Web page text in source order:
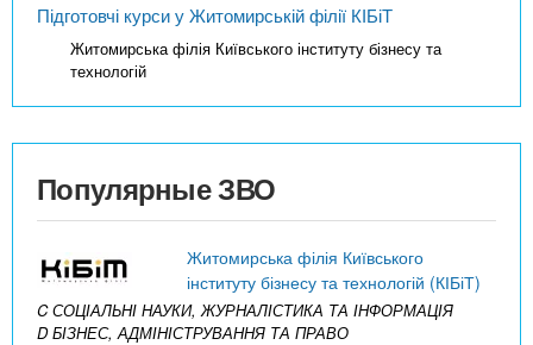
Підготовчі курси у Житомирській філії КІБіТ
Житомирська філія Київського інституту бізнесу та
технологій
Популярные ЗВО
Житомирська філія Київського
інституту бізнесу та технологій (КІБіТ)
C СОЦІАЛЬНІ НАУКИ, ЖУРНАЛІСТИКА ТА ІНФОРМАЦІЯ
D БІЗНЕС, АДМІНІСТРУВАННЯ ТА ПРАВО